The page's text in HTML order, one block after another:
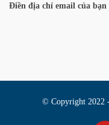
Điền địa chỉ email của
© Copyright 2022